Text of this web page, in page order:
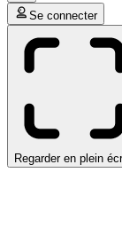
Se connecter
Regarder en plein